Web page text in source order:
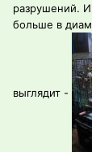
разрушений.
больше в
выглядит -